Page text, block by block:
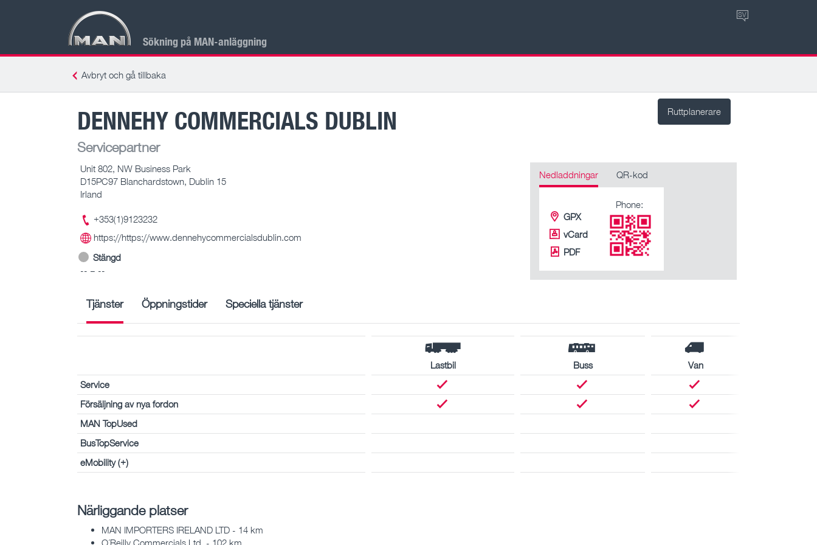
Sökning på MAN-anläggning
SV
Avbryt och gå tillbaka
Ruttplanerare
DENNEHY COMMERCIALS DUBLIN
Servicepartner
Unit 802, NW Business Park
D15PC97 Blanchardstown, Dublin 15
Irland
+353(1)9123232
https://https://www.dennehycommercialsdublin.com
Stängd
-- – --
Nedladdningar QR-kod
GPX
vCard
PDF
Phone:
Tjänster Öppningstider Speciella tjänster
Lastbil Buss
Van
Service
Försäljning av nya fordon
MAN TopUsed
BusTopService
eMobility (+)
Närliggande platser
MAN IMPORTERS IRELAND LTD - 14 km
O´Reilly Commercials Ltd. - 102 km